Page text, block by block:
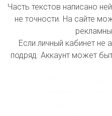
Часть текстов написано
не точности. На сайте
Если личный кабинет не
подряд. Аккаунт может